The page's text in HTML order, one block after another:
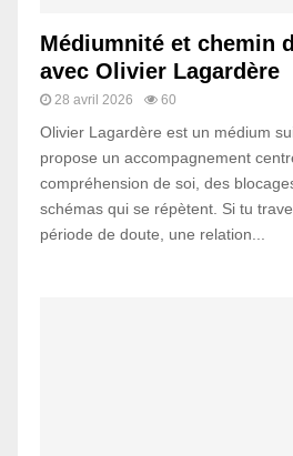
Médiumnité et chemin
avec Olivier Lagardère
28 avril 2026 60
Olivier Lagardère est un médium
propose un accompagnement
compréhension de soi, des
schémas qui se répètent. Si tu
période de doute, une relation...